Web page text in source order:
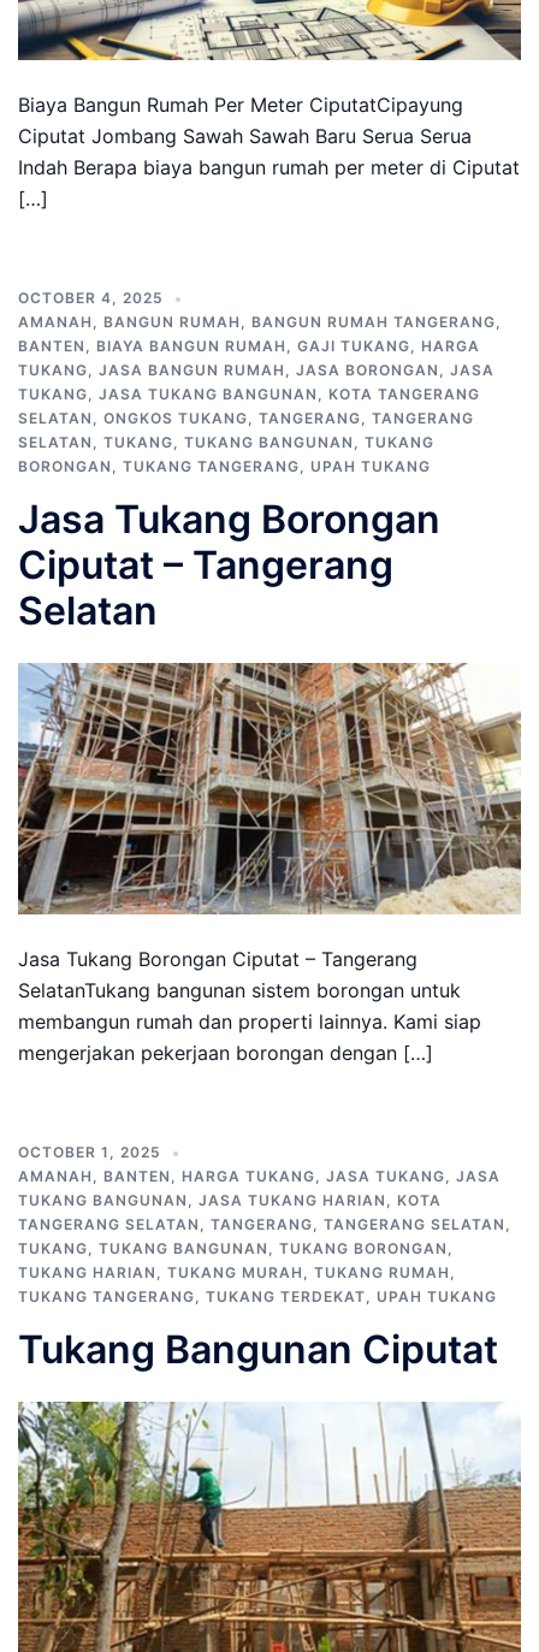
Biaya Bangun Rumah Per Meter CiputatCipayung
Ciputat Jombang Sawah Sawah Baru Serua Serua
Indah Berapa biaya bangun rumah per meter di Ciputat
[…]
OCTOBER 4, 2025
AMANAH , BANGUN RUMAH , BANGUN RUMAH TANGERANG,
BANTEN , BIAYA BANGUN RUMAH , GAJI TUKANG, HARGA
TUKANG, JASA BANGUN RUMAH , JASA BORONGAN , JASA
TUKANG, JASA TUKANG BANGUNAN , KOTA TANGERANG
SELATAN , ONGKOS TUKANG, TANGERANG, TANGERANG
SELATAN , TUKANG, TUKANG BANGUNAN , TUKANG
BORONGAN , TUKANG TANGERANG, UPAH TUKANG
Jasa Tukang Borongan
Ciputat – Tangerang
Selatan
Jasa Tukang Borongan Ciputat – Tangerang
SelatanTukang bangunan sistem borongan untuk
membangun rumah dan properti lainnya. Kami siap
mengerjakan pekerjaan borongan dengan […]
OCTOBER 1, 2025
AMANAH , BANTEN , HARGA TUKANG, JASA TUKANG, JASA
TUKANG BANGUNAN , JASA TUKANG HARIAN , KOTA
TANGERANG SELATAN , TANGERANG, TANGERANG SELATAN ,
TUKANG, TUKANG BANGUNAN , TUKANG BORONGAN ,
TUKANG HARIAN , TUKANG MURAH , TUKANG RUMAH ,
TUKANG TANGERANG, TUKANG TERDEKAT, UPAH TUKANG
Tukang Bangunan Ciputat